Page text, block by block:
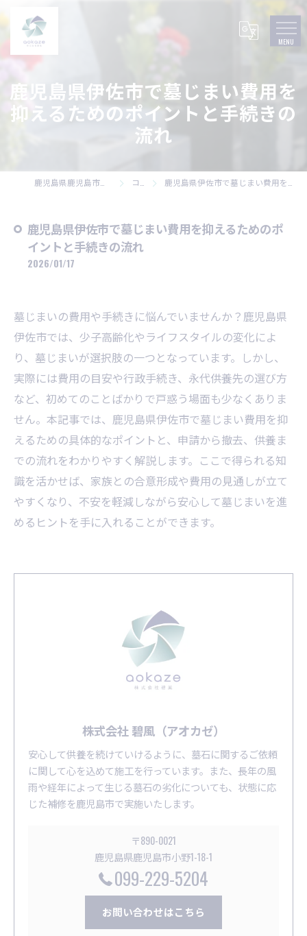
鹿児島県伊佐市で墓じまい費用を
抑えるためのポイントと手続きの
流れ
コラム 鹿児島県伊佐市で墓じまい費用を抑えるためのポイントと手続きの流れ
鹿児島県伊佐市で墓じまい費用を抑えるためのポ
イントと手続きの流れ
2026/01/17
墓じまいの費用や手続きに悩んでいませんか？鹿児島県
伊佐市では、少子高齢化やライフスタイルの変化によ
り、墓じまいが選択肢の一つとなっています。しかし、
実際には費用の目安や行政手続き、永代供養先の選び方
など、初めてのことばかりで戸惑う場面も少なくありま
せん。本記事では、鹿児島県伊佐市で墓じまい費用を抑
えるための具体的なポイントと、申請から撤去、供養ま
での流れをわかりやすく解説します。ここで得られる知
識を活かせば、家族との合意形成や費用の見通しが立て
やすくなり、不安を軽減しながら安心して墓じまいを進
めるヒントを手に入れることができます。
株式会社 碧風（アオカゼ）
安心して供養を続けていけるように、墓石に関するご依頼
に関して心を込めて施工を行っています。また、長年の風
雨や経年によって生じる墓石の劣化についても、状態に応
じた補修を鹿児島市で実施いたします。
〒890-0021
鹿児島県鹿児島市小野1-18-1
099-229-5204
お問い合わせはこちら